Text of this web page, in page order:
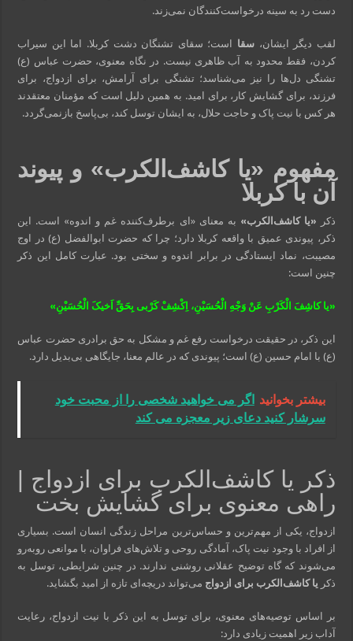
دست رد به سینه درخواست‌کنندگان نمی‌زند.
لقب دیگر ایشان، سقا است؛ سقای تشنگان دشت کربلا. اما این سیراب
کردن، فقط محدود به آب ظاهری نیست. در نگاه معنوی، حضرت عباس (ع)
تشنگی دل‌ها را نیز می‌شناسد؛ تشنگی برای آرامش، برای ازدواج، برای
فرزند، برای گشایش کار، برای امید. به همین دلیل است که مؤمنان معتقدند
هر کس با نیت پاک و حاجت حلال، به ایشان توسل کند، بی‌پاسخ بازنمی‌گردد.
مفهوم «یا کاشف‌الکرب» و پیوند
آن با کربلا
ذکر «یا کاشف‌الکرب» به معنای «ای برطرف‌کننده غم و اندوه» است. این
ذکر، پیوندی عمیق با واقعه کربلا دارد؛ چرا که حضرت ابوالفضل (ع) در اوج
مصیبت، نماد ایستادگی در برابر اندوه و سختی بود. عبارت کامل این ذکر
چنین است:
«یا کاشِفَ الْکَرْبِ عَنْ وَجْهِ الْحُسَیْنِ، اِکْشِفْ کَرْبى بِحَقِّ اَخیکَ الْحُسَیْنِ»
این ذکر، در حقیقت درخواست رفع غم و مشکل به حق برادری حضرت عباس
(ع) با امام حسین (ع) است؛ پیوندی که در عالم معنا، جایگاهی بی‌بدیل دارد.
بیشتر بخوانید اگر می خواهید شخصی را از محبت خود
سرشار کنید دعای زیر معجزه می کند
ذکر یا کاشف‌الکرب برای ازدواج |
راهی معنوی برای گشایش بخت
ازدواج، یکی از مهم‌ترین و حساس‌ترین مراحل زندگی انسان است. بسیاری
از افراد با وجود نیت پاک، آمادگی روحی و تلاش‌های فراوان، با موانعی روبه‌رو
می‌شوند که گاه توضیح عقلانی روشنی ندارند. در چنین شرایطی، توسل به
ذکر یا کاشف‌الکرب برای ازدواج می‌تواند دریچه‌ای تازه از امید بگشاید.
بر اساس توصیه‌های معنوی، برای توسل به این ذکر با نیت ازدواج، رعایت
آداب زیر اهمیت زیادی دارد: